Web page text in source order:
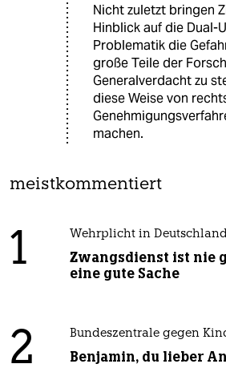
Nicht zuletzt bringen
Hinblick auf die Dual-
Problematik die
große Teile der
Generalverdacht zu
diese Weise von
machen.
meistkommentiert
1 Wehrplicht in
Zwangsdienst ist nie
eine gute Sache
2 Bundeszentrale gegen
Benjamin, du lieber